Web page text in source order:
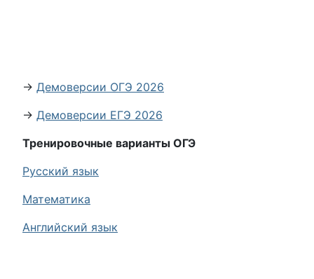
→ Демоверсии ОГЭ 2026
→ Демоверсии ЕГЭ 2026
Тренировочные варианты ОГЭ
Русский язык
Математика
Английский язык